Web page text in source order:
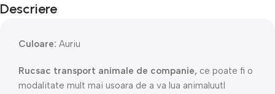
Descriere
Culoare: Auriu
Rucsac transport animale de companie, ce poate fi o
modalitate mult mai usoara de a va lua animaluutl